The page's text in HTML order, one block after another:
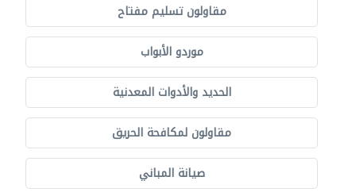
مقاولون تسليم مفتاح
موردو الأبواب
الحديد والأدوات المعدنية
مقاولون لمكافحة الحريق
صيانة المباني